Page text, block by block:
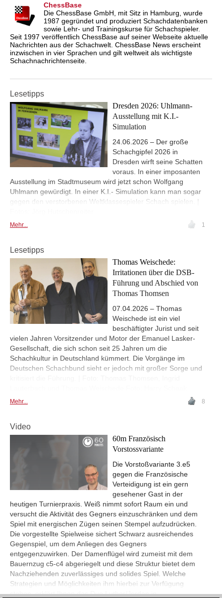
ChessBase
Die ChessBase GmbH, mit Sitz in Hamburg, wurde
1987 gegründet und produziert Schachdatenbanken
sowie Lehr- und Trainingskurse für Schachspieler.
Seit 1997 veröffentlich ChessBase auf seiner Webseite aktuelle
Nachrichten aus der Schachwelt. ChessBase News erscheint
inzwischen in vier Sprachen und gilt weltweit als wichtigste
Schachnachrichtenseite.
Lesetipps
Dresden 2026: Uhlmann-
Ausstellung mit K.I.-
Simulation
24.06.2026 – Der große
Schachgipfel 2026 in
Dresden wirft seine Schatten
voraus. In einer imposanten
Ausstellung im Stadtmuseum wird jetzt schon Wolfgang
Uhlmann gewürdigt. In einer K.I.- Simulation kann man sogar
gegen den verstorbenen Weltklassespieler Schach spielen. |
Mehr... 1
Lesetipps
Thomas Weischede:
Irritationen über die DSB-
Führung und Abschied von
Thomas Thomsen
07.04.2026 – Thomas
Weischede ist ein viel
beschäftigter Jurist und seit
vielen Jahren Vorsitzender und Motor der Emanuel Lasker-
Gesellschaft, die sich schon seit 25 Jahren um die
Schachkultur in Deutschland kümmert. Die Vorgänge im
Deutschen Schachbund sieht er jedoch mit großer Sorge und
Mehr... 8
Video
60m Französisch
Vorstossvariante
Die Vorstoßvariante 3.e5
gegen die Französische
Verteidigung ist ein gern
gesehener Gast in der
heutigen Turnierpraxis. Weiß nimmt sofort Raum ein und
versucht die Aktivität des Gegners einzuschränken und dem
Spiel mit energischen Zügen seinen Stempel aufzudrücken.
Die vorgestellte Spielweise sichert Schwarz ausreichendes
Gegenspiel, um dem Anliegen des Gegners
entgegenzuwirken. Der Damenflügel wird zumeist mit dem
Bauernzug c5-c4 abgeriegelt und diese Struktur bietet dem
Nachziehenden zuverlässiges und solides Spiel. Welche
Strategien und Möglichkeiten ihm hierbei zur Verfügung
stehen, erklärt Ihnen das Duo Luther/Jordan in